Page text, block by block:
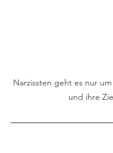
Narzissten geht es nur
und ihre